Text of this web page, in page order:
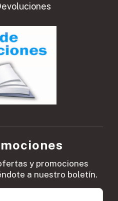
y promociones
a nuestro boletín.